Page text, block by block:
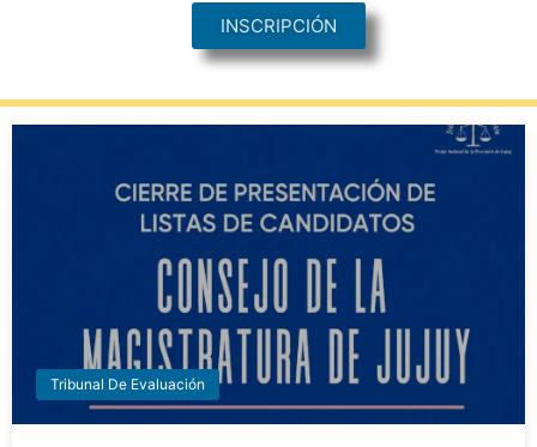
INSCRIPCIÓN
Tribunal De Evaluación